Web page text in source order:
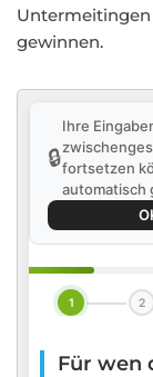
gewinnen.
🔒
Ihre
fortsetzen
automatisch
1 2
Für wen